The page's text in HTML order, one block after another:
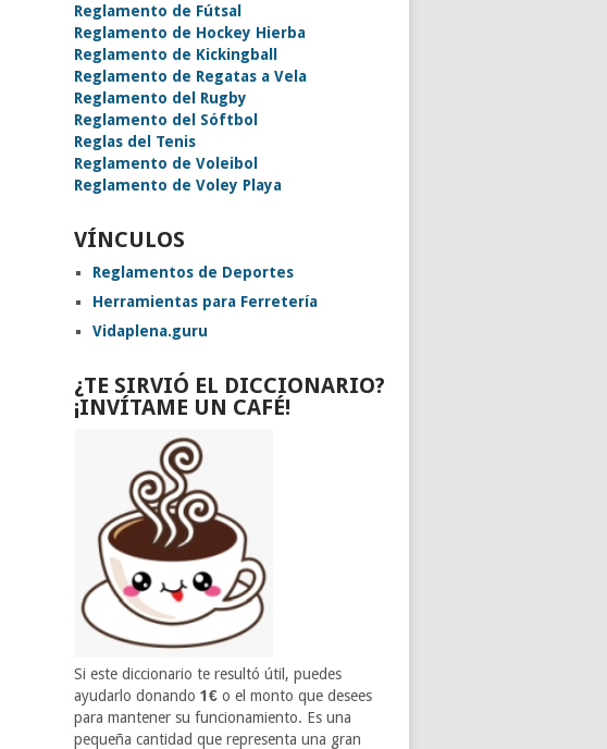
Reglamento de Fútsal
Reglamento de Hockey Hierba
Reglamento de Kickingball
Reglamento de Regatas a Vela
Reglamento del Rugby
Reglamento del Sóftbol
Reglas del Tenis
Reglamento de Voleibol
Reglamento de Voley Playa
VÍNCULOS
Reglamentos de Deportes
Herramientas para Ferretería
Vidaplena.guru
¿TE SIRVIÓ EL DICCIONARIO?
¡INVÍTAME UN CAFÉ!
Si este diccionario te resultó útil, puedes
ayudarlo donando1€ o el monto que desees
para mantener su funcionamiento. Es una
pequeña cantidad que representa una gran